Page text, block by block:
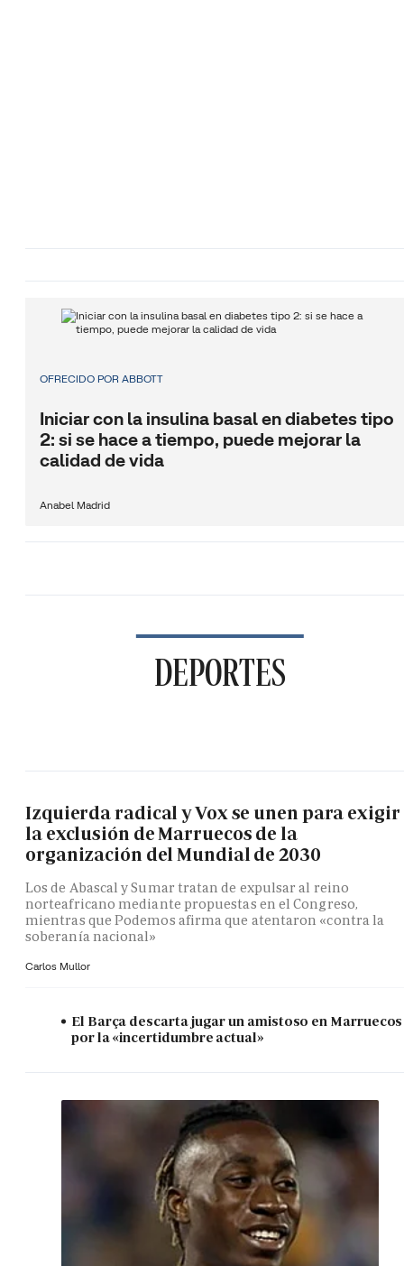
OFRECIDO POR ABBOTT
Iniciar con la insulina basal en diabetes tipo
2: si se hace a tiempo, puede mejorar la
calidad de vida
Anabel Madrid
DEPORTES
Izquierda radical y Vox se unen para exigir
la exclusión de Marruecos de la
organización del Mundial de 2030
Los de Abascal y Sumar tratan de expulsar al reino
norteafricano mediante propuestas en el Congreso,
mientras que Podemos afirma que atentaron «contra la
soberanía nacional»
Carlos Mullor
El Barça descarta jugar un amistoso en Marruecos
por la «incertidumbre actual»